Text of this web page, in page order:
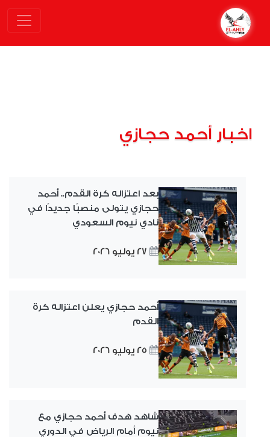
اخبار أحمد حجازي
بعد اعتزاله كرة القدم.. أحمد
حجازي يتولى منصبًا جديدًا في
نادي نيوم السعودي
27 يوليو 2026
أحمد حجازي يعلن اعتزاله كرة
القدم
25 يوليو 2026
شاهد هدف أحمد حجازي مع
نيوم أمام الرياض في الدوري